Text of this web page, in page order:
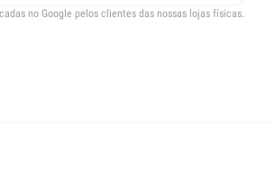
no Google pelos clientes das nossas lojas físicas.